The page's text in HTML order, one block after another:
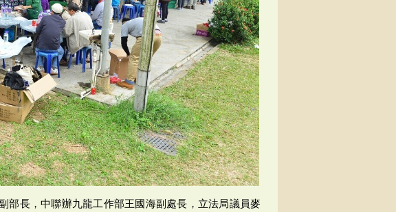
部長，中聯辦九龍工作部王國海副處長，立法局議員麥